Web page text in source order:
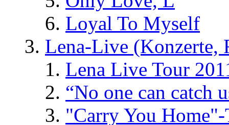
Loyal To Myself
Lena-Live (Konzerte,
Lena Live Tour
“No one can catch
"Carry You